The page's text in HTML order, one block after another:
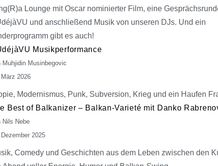
Lounge mit Oscar nominierter Film, eine
und anschließend Musik von unseren DJs. Und ein
gibt es auch!
Musikperformance
Muhjidin Musinbegovic
2026
Modernismus, Punk, Subversion, Krieg und ein Haufen
Best of Balkanizer – Balkan-Varieté mit Danko
Nils Nebe
2025
Comedy und Geschichten aus dem Leben zwischen den